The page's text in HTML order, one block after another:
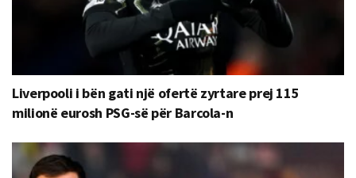
Liverpooli i bën gati një ofertë zyrtare prej 115
milionë eurosh PSG-së për Barcola-n